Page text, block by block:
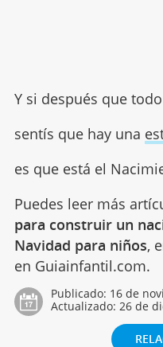
Y si después que
sentís que hay una
es que está el
Puedes leer más
para construir un
Navidad para niños,
en Guiainfantil.com.
Publicado: 16 de
Actualizado: 26 de